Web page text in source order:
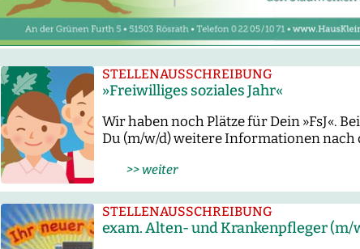
STELLENAUSSCHREIBUNG
»Freiwilliges soziales Jahr«
Wir haben noch Plätze für Dein »FsJ«.
Du (m/w/d) weitere Informationen nach
>> weiter
STELLENAUSSCHREIBUNG
exam. Alten- und Krankenpfleger (m/